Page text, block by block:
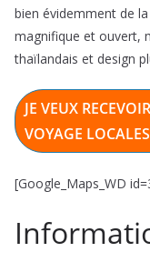
bien évidemment de
magnifique et ouvert,
thaïlandais et design
JE VEUX
VOYAGE
[Google_Maps_WD